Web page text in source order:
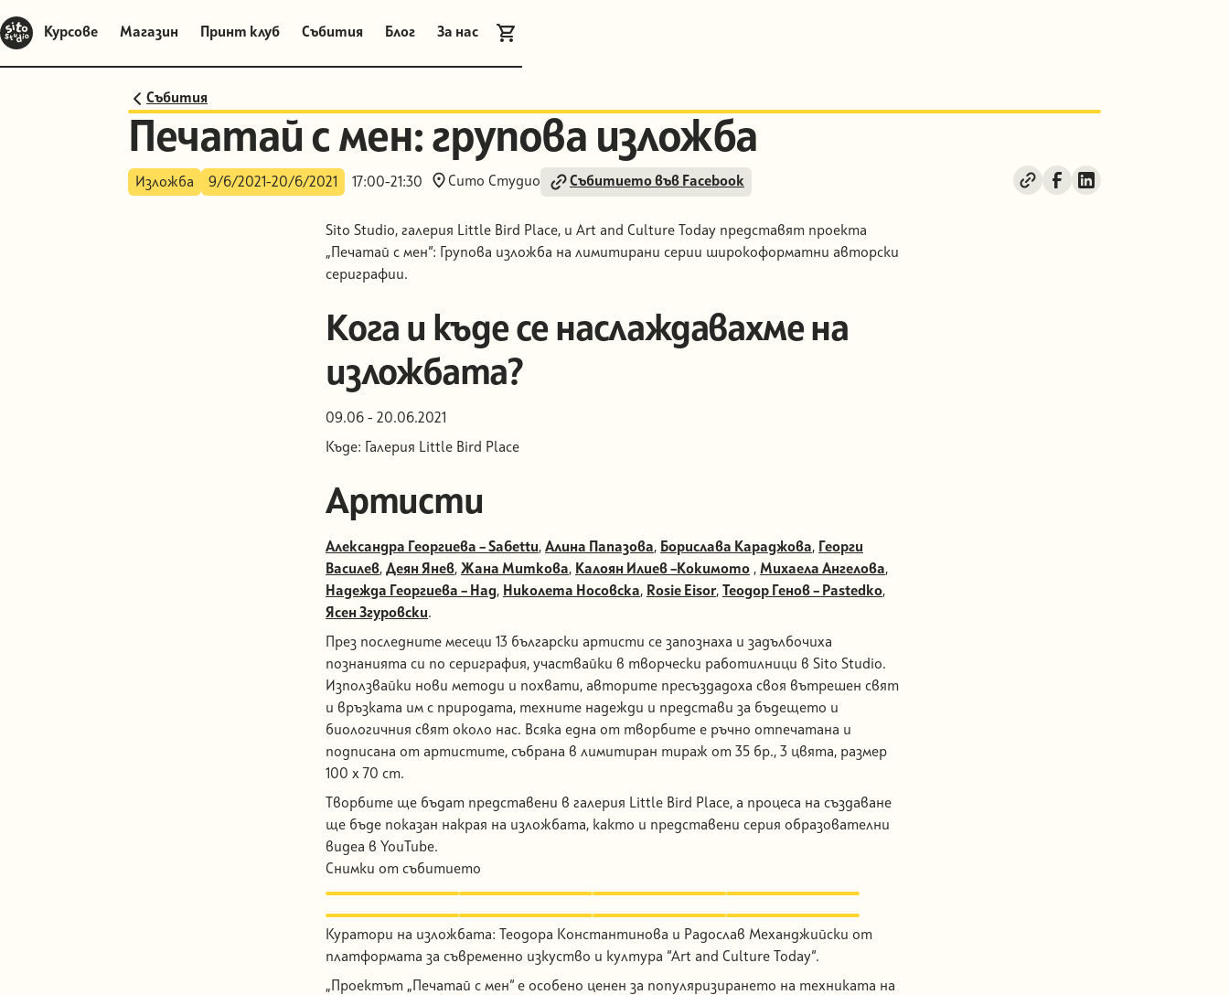
Курсове
Курсове
Магазин
Магазин
Принт клуб
Принт клуб
Събития
Събития
Блог
Блог
За нас
За нас
Събития
Печатай с мен: групова изложба
Изложба 9/6/2021-20/6/2021 17:00-21:30 Сито Студио Събитието във Facebook
Sito Studio, галерия Little Bird Place, и Art and Culture Today представят проекта
„Печатай с мен“: Групова изложба на лимитирани серии широкоформатни авторски
сериграфии.
Кога и къде се наслаждавахме на
изложбата?
09.06 - 20.06.2021
Къде: Галерия Little Bird Place
Артисти
Александра Георгиева – Sa6ettu, Алина Папазова, Борислава Караджова, Георги
Василев, Деян Янев, Жана Миткова, Калоян Илиев –Кокимото , Михаела Ангелова,
Надежда Георгиева – Над, Николета Носовска, Rosie Eisor, Теодор Генов – Pastedko,
Ясен Згуровски.
През последните месеци 13 български артисти се запознаха и задълбочиха
познанията си по сериграфия, участвайки в творчески работилници в Sito Studio.
Използвайки нови методи и похвати, авторите пресъздадоха своя вътрешен свят
и връзката им с природата, техните надежди и представи за бъдещето и
биологичния свят около нас. Всяка една от творбите е ръчно отпечатана и
подписана от артистите, събрана в лимитиран тираж от 35 бр., 3 цвята, размер
100 x 70 cm.
Творбите ще бъдат представени в галерия Little Bird Place, а процеса на създаване
ще бъде показан накрая на изложбата, както и представени серия образователни
видеа в YouTube.
Снимки от събитието
Куратори на изложбата: Теодора Константинова и Радослав Механджийски от
платформата за съвременно изкуство и култура “Art and Culture Today“.
„Проектът „Печатай с мен“ е особено ценен за популяризирането на техниката на